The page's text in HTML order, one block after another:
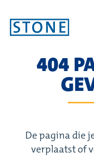
Ga
naar
404
De pagina die
verplaatst of